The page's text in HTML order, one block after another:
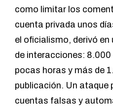
como limitar los
cuenta privada unos
el oficialismo, derivó
de interacciones:
pocas horas y más de
publicación. Un ataque
cuentas falsas y